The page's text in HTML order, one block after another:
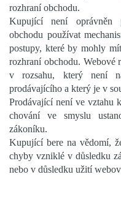
rozhraní obchodu.
Kupující není oprávněn
obchodu používat
postupy, které by mohly
rozhraní obchodu. Webové
v rozsahu, který není
prodávajícího a který je v
Prodávající není ve vztahu
chování ve smyslu
zákoníku.
Kupující bere na vědomí,
chyby vzniklé v důsledku
nebo v důsledku užití